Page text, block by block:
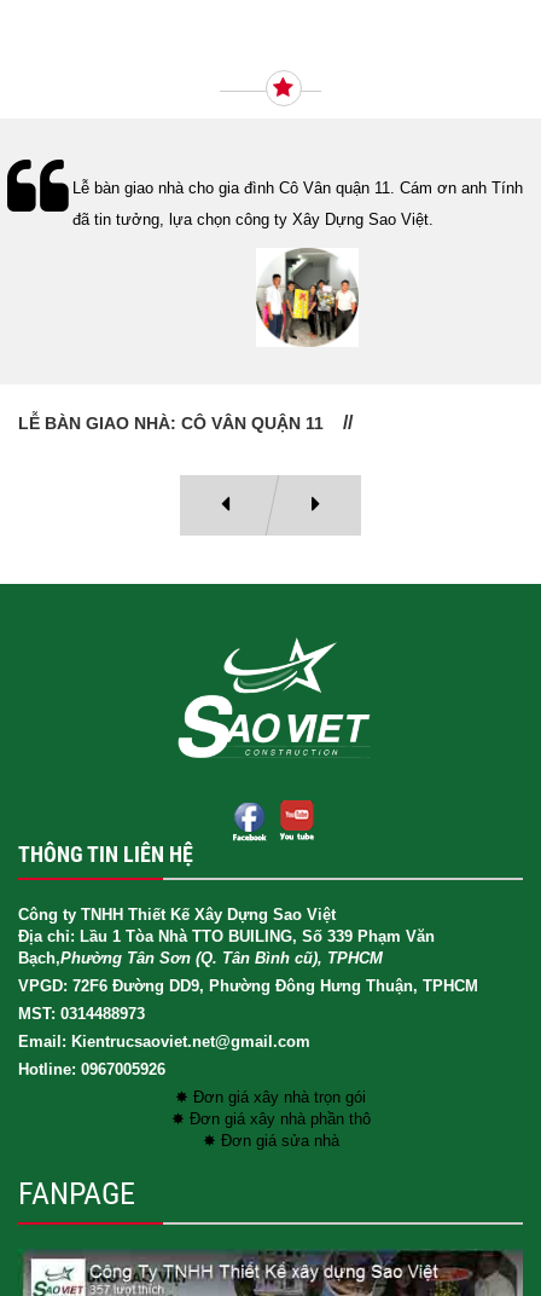
Lễ bàn giao nhà cho gia đình Cô Vân quận 11. Cám ơn anh Tính
đã tin tưởng, lựa chọn công ty Xây Dựng Sao Việt.
LỄ BÀN GIAO NHÀ: CÔ VÂN QUẬN 11
THÔNG TIN LIÊN HỆ
Công ty TNHH Thiết Kế Xây Dựng Sao Việt
Địa chỉ: Lầu 1 Tòa Nhà TTO BUILING, Số 339 Phạm Văn
Bạch,Phường Tân Sơn (Q. Tân Bình cũ), TPHCM
VPGD: 72F6 Đường DD9, Phường Đông Hưng Thuận, TPHCM
MST: 0314488973
Email: Kientrucsaoviet.net@gmail.com
Hotline: 0967005926
✸ Đơn giá xây nhà trọn gói
✸ Đơn giá xây nhà phần thô
✸ Đơn giá sửa nhà
FANPAGE